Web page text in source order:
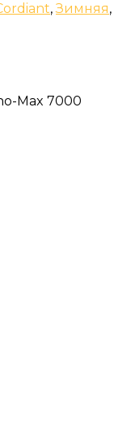
,Зимняя,
Max 7000